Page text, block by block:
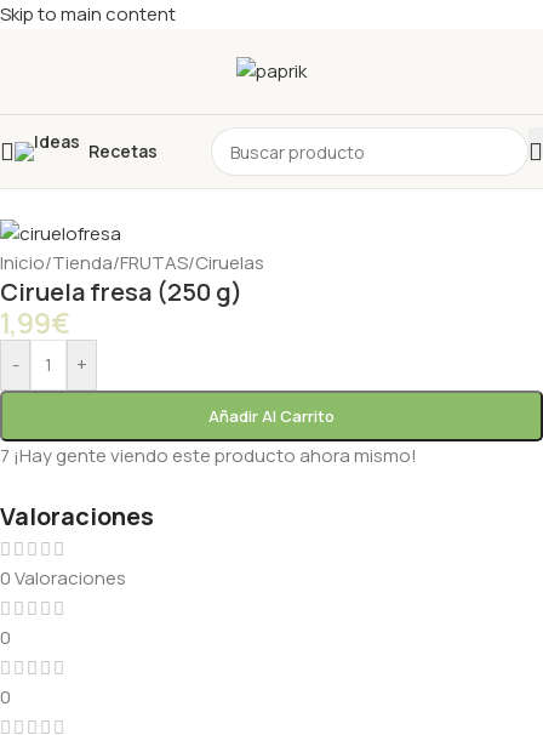
Skip to main content
Recetas
Inicio/Tienda/FRUTAS/Ciruelas
Ciruela fresa (250 g)
1,99€
- +
Añadir Al Carrito
7 ¡Hay gente viendo este producto ahora mismo!
Valoraciones
0 Valoraciones
0
0